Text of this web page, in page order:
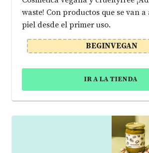
waste! Con productos que se van
piel desde el primer uso.
BEGINVEGAN
IR A LA TIENDA